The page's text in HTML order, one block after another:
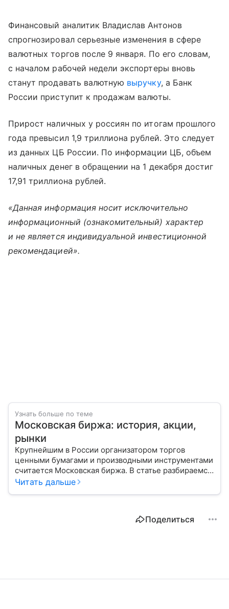
Финансовый аналитик Владислав Антонов
спрогнозировал серьезные изменения в сфере
валютных торгов после 9 января. По его словам,
с началом рабочей недели экспортеры вновь
станут продавать валютную выручку, а Банк
России приступит к продажам валюты.
Прирост наличных у россиян по итогам прошлого
года превысил 1,9 триллиона рублей. Это следует
из данных ЦБ России. По информации ЦБ, объем
наличных денег в обращении на 1 декабря достиг
17,91 триллиона рублей.
«Данная информация носит исключительно
информационный (ознакомительный) характер
и не является индивидуальной инвестиционной
рекомендацией».
Узнать больше по теме
Московская биржа: история, акции,
рынки
Крупнейшим в России организатором торгов
ценными бумагами и производными инструментами
считается Московская биржа. В статье разбираемся,
как новичкам начать инвестировать на площадке
Читать дальше
Поделиться